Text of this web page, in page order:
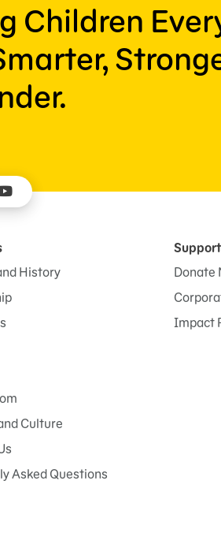
Children
History
Culture
Asked Questions
Donate
Impact